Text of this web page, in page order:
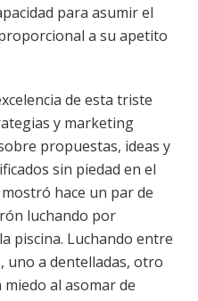
para asumir el
a su apetito
de esta triste
y marketing
propuestas, ideas y
sin piedad en el
hace un par de
luchando por
piscina. Luchando entre
uno a dentelladas, otro
miedo al asomar de